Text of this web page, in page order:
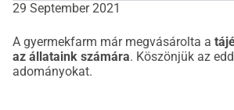
29 September 2021
A gyermekfarm már megvásárolta a
az állataink számára. Köszönjük az
adományokat.